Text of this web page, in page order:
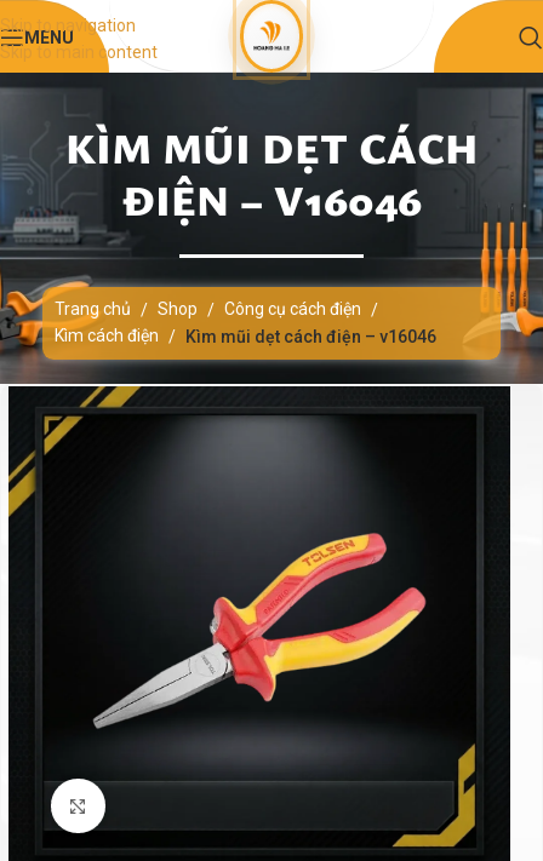
Skip to navigation
Skip to main content
MENU
KÌM MŨI DẸT CÁCH
ĐIỆN – V16046
Trang chủ / Shop / Công cụ cách điện /
Kìm cách điện / Kìm mũi dẹt cách điện – v16046
Click to enlarge